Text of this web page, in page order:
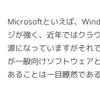
Microsoftといえば、
ジが強く、近年ではクラ
源になっていますがそれ
が一般向けソフトウェア
あることは一目瞭然であ